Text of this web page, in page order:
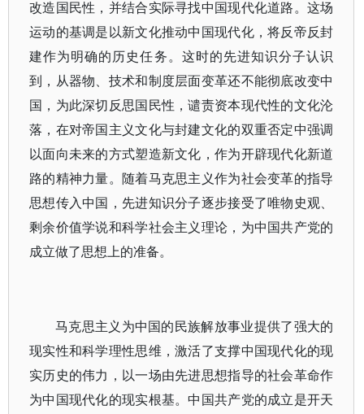
改造国民性，并结合实际寻找中国现代化道路。这场
运动的基调是以新文化推动中国现代化，将反帝反封
建作为明确的历史任务。这时的先进知识分子认识
到，从器物、技术和制度层面变革还不能彻底改变中
国，为此深切反思国民性，谴责资本现代性的文化沦
落，在对帝国主义文化与封建文化的双重否定中强调
以面向未来的方式塑造新文化，作为开辟现代化新道
路的精神力量。随着马克思主义作为社会变革的指导
思想传入中国，先进知识分子逐步接受了唯物史观、
剩余价值学说和科学社会主义理论，为中国共产党的
成立做了思想上的准备。
马克思主义为中国的民族解放事业提供了强大的
现实性和科学理性思维，激活了支撑中国现代化的现
实历史的伟力，以一场由先进思想指导的社会革命作
为中国现代化的现实根基。中国共产党的成立是开天